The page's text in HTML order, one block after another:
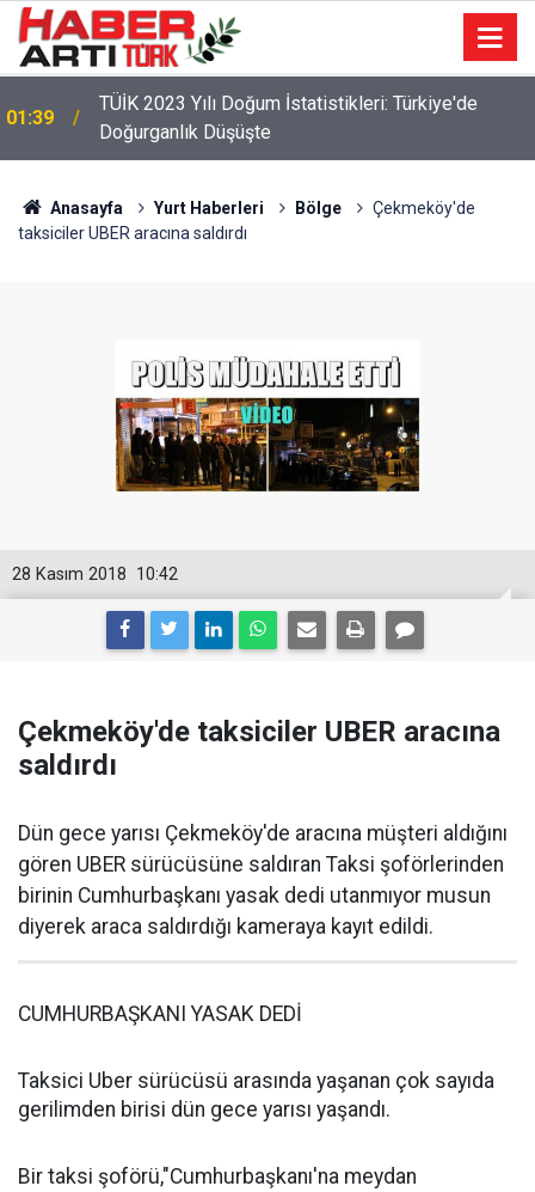
22:47 16 Maddelik Maden Kanunu Teklif Kabul Edildi
Anasayfa Yurt Haberleri Bölge
Çekmeköy'de
taksiciler UBER aracına saldırdı
10:42
28 Kasım 2018
Çekmeköy'de taksiciler UBER aracına
saldırdı
Dün gece yarısı Çekmeköy'de aracına müşteri aldığını
gören UBER sürücüsüne saldıran Taksi şoförlerinden
birinin Cumhurbaşkanı yasak dedi utanmıyor musun
diyerek araca saldırdığı kameraya kayıt edildi.
CUMHURBAŞKANI YASAK DEDİ
Taksici Uber sürücüsü arasında yaşanan çok sayıda
gerilimden birisi dün gece yarısı yaşandı.
Bir taksi şoförü,"Cumhurbaşkanı'na meydan